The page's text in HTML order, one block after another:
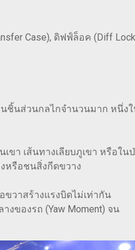
Case), ดิฟฟ์ล็อค (Diff
นชิ้นส่วนกลไกจำนวนมาก หนึ่ง
า เส้นทางเลียบภูเขา หรือใน
หรือชนสิ่งกีดขวาง
ขวาสร้างแรงบิดไม่เท่ากัน
ของรถ (Yaw Moment) จน